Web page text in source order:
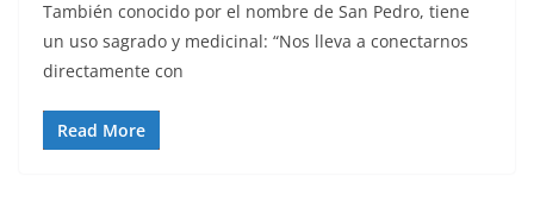
También conocido por el nombre de San Pedro, tiene
un uso sagrado y medicinal: “Nos lleva a conectarnos
directamente con
Read More